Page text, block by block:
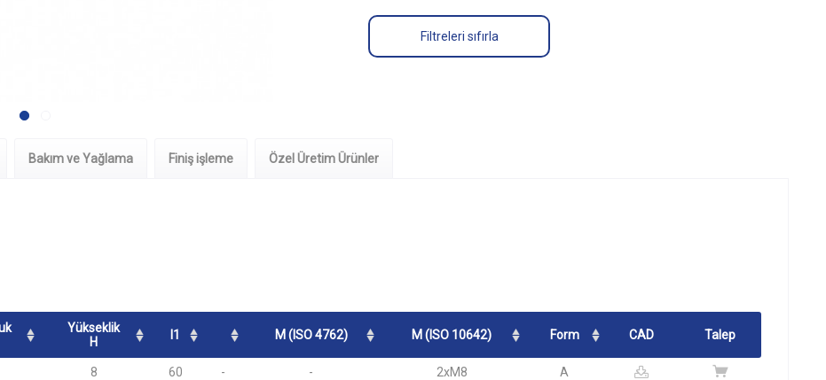
Filtreleri sıfırla
Bakım ve Yağlama Finiş işleme Özel Üretim Ürünler
Yükseklik
H
l1 M (ISO 4762) M (ISO 10642) Form CAD Talep
8 60 - - 2xM8
A